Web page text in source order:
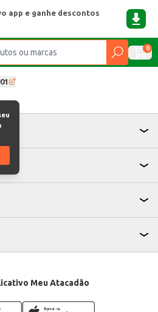
app e ganhe descontos
0
Meu Atacadão